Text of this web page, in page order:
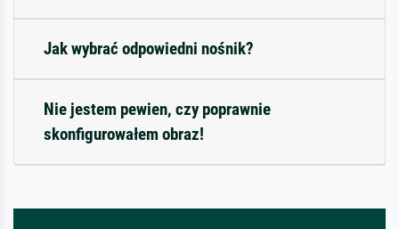
Jak wybrać odpowiedni nośnik?
Nie jestem pewien, czy poprawnie
skonfigurowałem obraz!